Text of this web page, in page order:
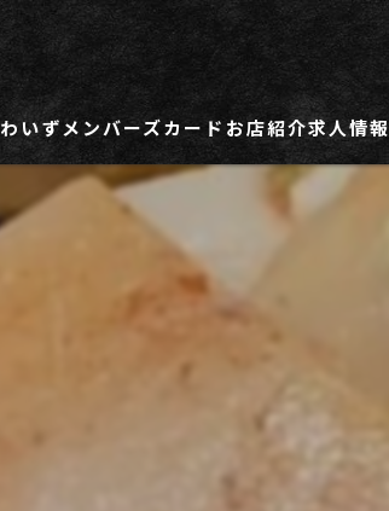
わいずメンバーズカード
ご登録情報変更フォーム
お店紹介
わいず所沢店
わいず熊谷店
求人情報